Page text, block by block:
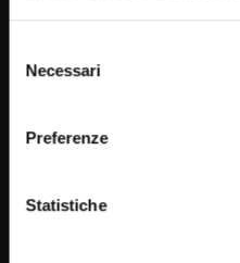
delNecessari
Preferenze
Statistiche
29:26